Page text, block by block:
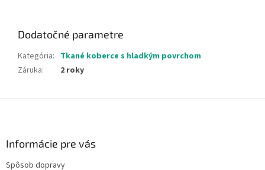
Dodatočné parametre
Kategória: Tkané koberce s hladkým povrchom
Záruka: 2 roky
Informácie pre vás
Spôsob dopravy